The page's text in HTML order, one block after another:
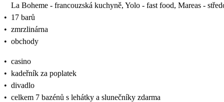
La Boheme - francouzská kuchyně, Yolo - fast food, Mareas -
• 17 barů
• zmrzlinárna
• obchody
• casino
• kadeřník za poplatek
• divadlo
• celkem 7 bazénů s lehátky a slunečníky zdarma